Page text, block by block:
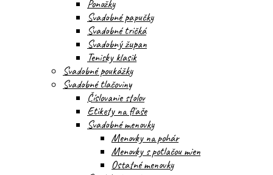
Ponožky
Svadobné papučky
Svadobné tričká
Svadobný župan
Tenisky klasik
Svadobné poukážky
Svadobné tlačoviny
Číslovanie stolov
Etikety na fľaše
Svadobné menovky
Menovky na pohár
Menovky s potlačou mien
Ostatné menovky